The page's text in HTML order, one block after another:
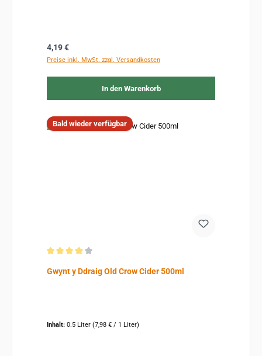
Regulärer Preis:
4,19 €
Preise inkl. MwSt. zzgl. Versandkosten
In den Warenkorb
Bald wieder verfügbar
Gwynt y Ddraig Old Crow Cider 500ml
Inhalt: 0.5 Liter (7,98 € / 1 Liter)